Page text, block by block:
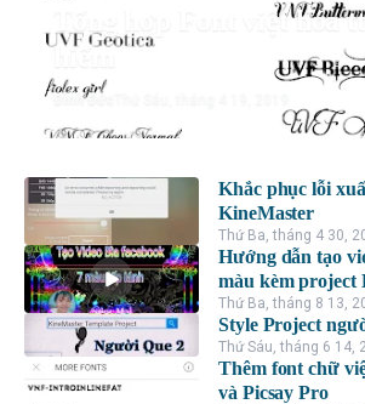
Tổng hợp Font việt hóa
hiếm
Đình Đức
Khắc phục lỗi
KineMaster
Thứ Ba, tháng 4 30,
Hướng dẫn tạo
màu kèm project
Thứ Ba, tháng 8 13,
Style Project
Thứ Sáu, tháng 6 14,
Thêm font chữ
và Picsay Pro